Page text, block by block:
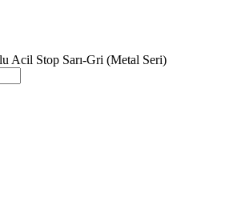
Acil Stop Sarı-Gri (Metal Seri)